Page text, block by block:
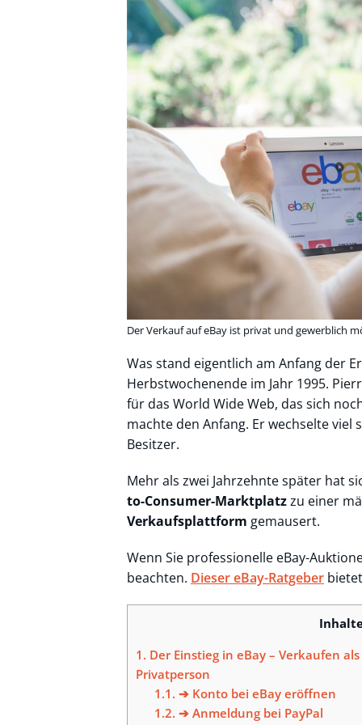
Der Verkauf auf eBay ist privat und gewerblich
Was stand eigentlich am Anfang der
Herbstwochenende im Jahr 1995.
für das World Wide Web, das sich
machte den Anfang. Er wechselte
Besitzer.
Mehr als zwei Jahrzehnte später hat
to-Consumer-Marktplatzzu einer
Verkaufsplattform gemausert.
Wenn Sie professionelle eBay-
beachten. Dieser eBay-Ratgeber
1. Der Einstieg in eBay – Verkaufen
Privatperson
1.1. ➔ Konto bei eBay eröffnen
1.2. ➔ Anmeldung bei PayPal